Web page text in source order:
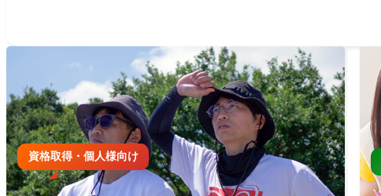
資格取得・個人様向け